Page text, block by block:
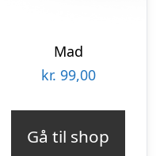
Mad
kr. 99,00
Gå til shop